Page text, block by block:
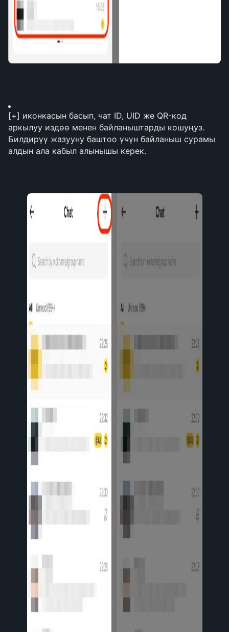
[+] иконкасын басып, чат ID, UID же QR-код
аркылуу издөө менен байланыштарды кошуңуз.
Билдирүү жазууну баштоо үчүн байланыш сурамы
алдын ала кабыл алынышы керек.